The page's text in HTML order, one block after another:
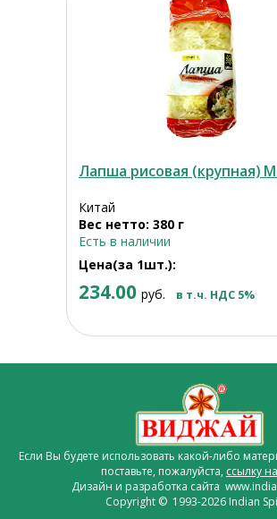
Лапша рисовая (крупная)
Китай
Вес нетто: 380 г
Есть в наличии
Цена(за 1шт.):
234.00 руб. в т.ч. НДС 5%
Если Вы будете использовать какой-либо
поставьте, пожалуйста, ссылку
Дизайн и разработка сайта
Copyright © 1993-2026 Indian